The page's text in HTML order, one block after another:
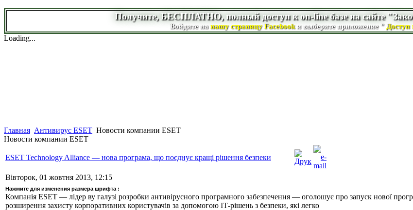
Получите, БЕСПЛАТНО, полный доступ к on-line базе на сайте
Войдите нанашу страницу Facebookи выберите приложение " Доступ
Loading...
Главная Антивирус ESET Новости компании ESET
Новости компании ESET
ESET Technology Alliance — нова програма, що поєднує кращі рішення безпеки
Вівторок, 01 жовтня 2013, 12:15
Нажмите для изменения размера шрифта :
Компанія ESET — лідер ву галузі розробки антивірусного програмного забезпечення — оголошує про запуск нової
розширення захисту корпоративних користувачів за допомогою ІТ-рішень з безпеки, які легко